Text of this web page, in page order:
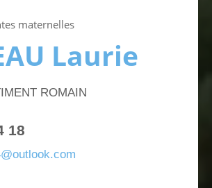
maternelles
Laurie
ROMAIN
18
@outlook.com